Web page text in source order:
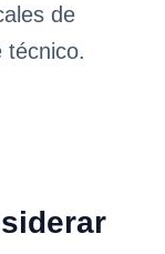
de
técnico.